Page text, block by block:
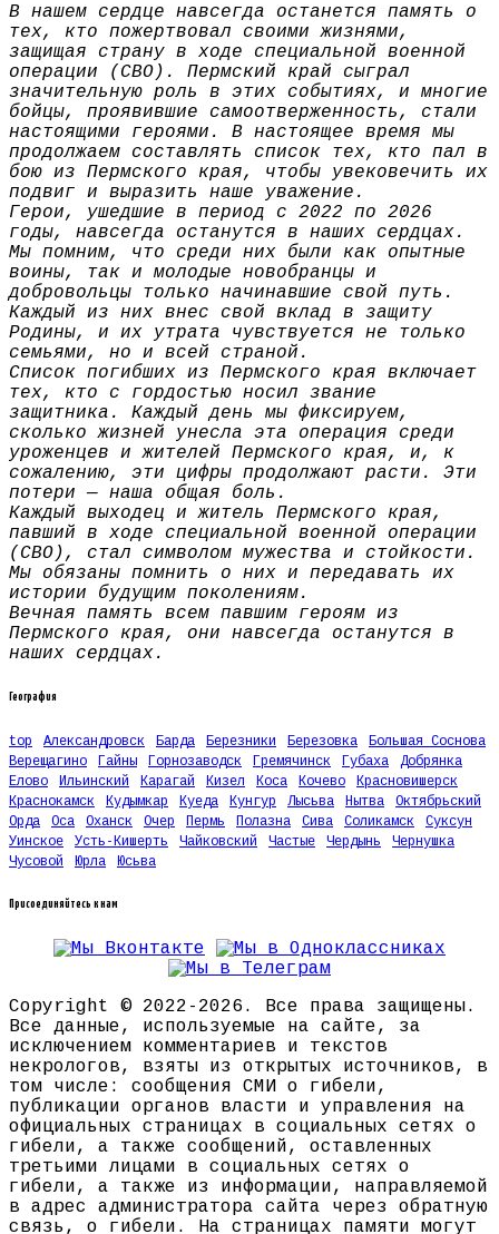
В нашем сердце навсегда останется память о
тех, кто пожертвовал своими жизнями,
защищая страну в ходе специальной военной
операции (СВО). Пермский край сыграл
значительную роль в этих событиях, и многие
бойцы, проявившие самоотверженность, стали
настоящими героями. В настоящее время мы
продолжаем составлять список тех, кто пал в
бою из Пермского края, чтобы увековечить их
подвиг и выразить наше уважение.
Герои, ушедшие в период с 2022 по 2026
годы, навсегда останутся в наших сердцах.
Мы помним, что среди них были как опытные
воины, так и молодые новобранцы и
добровольцы только начинавшие свой путь.
Каждый из них внес свой вклад в защиту
Родины, и их утрата чувствуется не только
семьями, но и всей страной.
Список погибших из Пермского края включает
тех, кто с гордостью носил звание
защитника. Каждый день мы фиксируем,
сколько жизней унесла эта операция среди
уроженцев и жителей Пермского края, и, к
сожалению, эти цифры продолжают расти. Эти
потери — наша общая боль.
Каждый выходец и житель Пермского края,
павший в ходе специальной военной операции
(СВО), стал символом мужества и стойкости.
Мы обязаны помнить о них и передавать их
истории будущим поколениям.
Вечная память всем павшим героям из
Пермского края, они навсегда останутся в
наших сердцах.
География
top Александровск Барда Березники Березовка
Большая Соснова
Верещагино
Гайны Горнозаводск Гремячинск Губаха
Добрянка
Елово
Ильинский Карагай Кизел Коса Кочево
Красновишерск
Краснокамск
Кудымкар Куеда Кунгур Лысьва Нытва
Октябрьский
Орда
Оса Оханск Очер Пермь Полазна Сива Соликамск
Суксун
Уинское
Усть-Кишерть Чайковский Частые Чердынь
Чернушка
Чусовой
Юрла Юсьва
Присоединяйтесь к нам
Copyright © 2022-2026. Все права защищены.
Все данные, используемые на сайте, за
исключением комментариев и текстов
некрологов, взяты из открытых источников, в
том числе: сообщения СМИ о гибели,
публикации органов власти и управления на
официальных страницах в социальных сетях о
гибели, а также сообщений, оставленных
третьими лицами в социальных сетях о
гибели, а также из информации, направляемой
в адрес администратора сайта через обратную
связь, о гибели. На страницах памяти могут